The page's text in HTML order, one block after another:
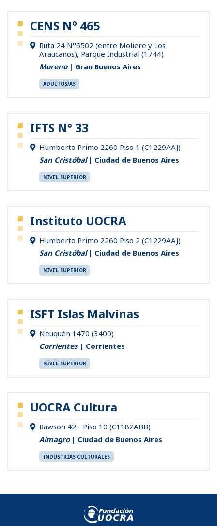
CENS Nº 465
Ruta 24 N°6502 (entre Moliere y Los
Araucanos), Parque Industrial (1744)
Moreno| Gran Buenos Aires
ADULTOS/AS
IFTS N° 33
Humberto Primo 2260 Piso 1 (C1229AAJ)
San Cristóbal| Ciudad de Buenos Aires
NIVEL SUPERIOR
Instituto UOCRA
Humberto Primo 2260 Piso 2 (C1229AAJ)
San Cristóbal| Ciudad de Buenos Aires
NIVEL SUPERIOR
ISFT Islas Malvinas
Neuquén 1470 (3400)
Corrientes| Corrientes
NIVEL SUPERIOR
UOCRA Cultura
Rawson 42 - Piso 10 (C1182ABB)
Almagro| Ciudad de Buenos Aires
INDUSTRIAS CULTURALES